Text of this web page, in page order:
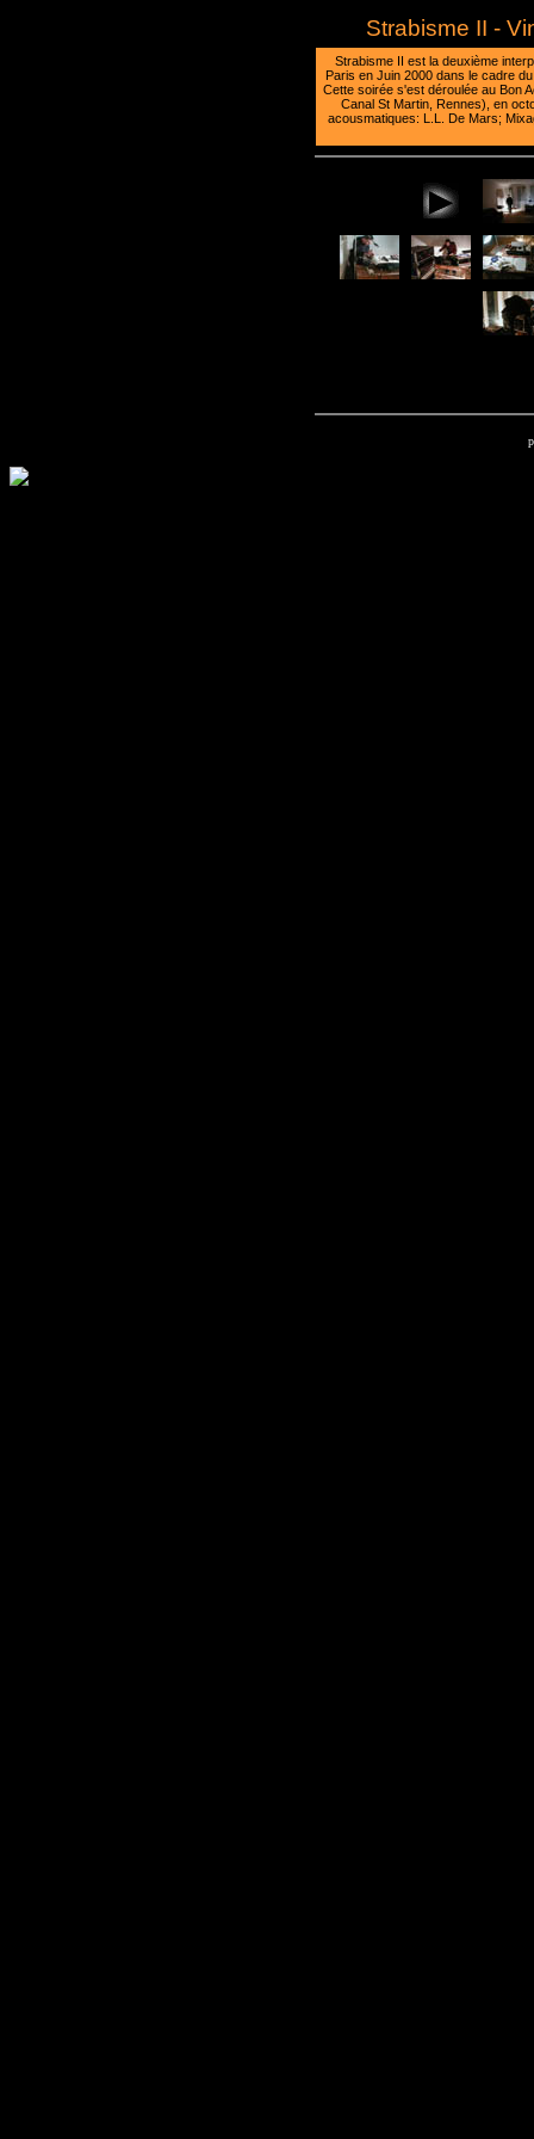
Strabisme II -
Strabisme II est la deuxième
Paris en Juin 2000 dans le cadre
Cette soirée s'est déroulée au Bon
Canal St Martin, Rennes), en
acousmatiques: L.L. De Mars;